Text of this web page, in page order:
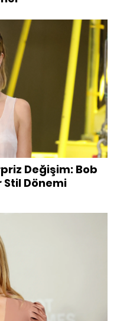
Değişim: Bob
Stil Dönemi